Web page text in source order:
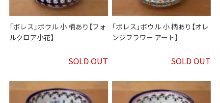
「ボレス」ボウル 小 柄あり【フォ
ルクロア小花】
SOLD OUT
「ボレス」ボウル 小 柄あり【オレ
ンジフラワー アート】
SOLD OUT